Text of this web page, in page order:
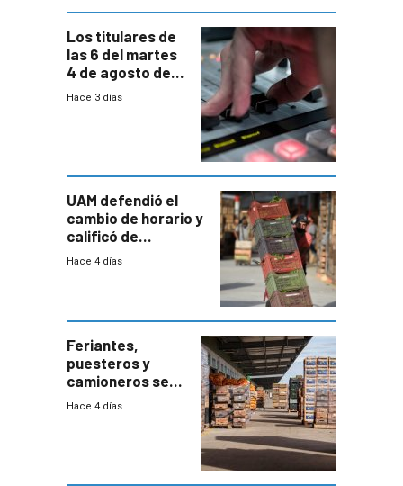
Los titulares de
las 6 del martes
4 de agosto de
2026
Hace 3 días
UAM defendió el
cambio de horario y
calificó de
“desproporcionado”
Hace 4 días
Feriantes,
puesteros y
camioneros se
movilizaron en
Hace 4 días